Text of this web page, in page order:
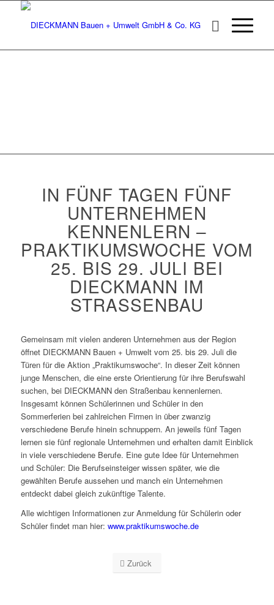
IN FÜNF TAGEN FÜNF
UNTERNEHMEN
KENNENLERN –
PRAKTIKUMSWOCHE VOM
25. BIS 29. JULI BEI
DIECKMANN IM
STRASSENBAU
Gemeinsam mit vielen anderen Unternehmen aus der Region
öffnet DIECKMANN Bauen + Umwelt vom 25. bis 29. Juli die
Türen für die Aktion „Praktikumswoche“. In dieser Zeit können
junge Menschen, die eine erste Orientierung für ihre Berufswahl
suchen, bei DIECKMANN den Straßenbau kennenlernen.
Insgesamt können Schülerinnen und Schüler in den
Sommerferien bei zahlreichen Firmen in über zwanzig
verschiedene Berufe hinein schnuppern. An jeweils fünf Tagen
lernen sie fünf regionale Unternehmen und erhalten damit Einblick
in viele verschiedene Berufe. Eine gute Idee für Unternehmen
und Schüler: Die Berufseinsteiger wissen später, wie die
gewählten Berufe aussehen und manch ein Unternehmen
entdeckt dabei gleich zukünftige Talente.
Alle wichtigen Informationen zur Anmeldung für Schülerin oder
Schüler findet man hier: www.praktikumswoche.de
Zurück